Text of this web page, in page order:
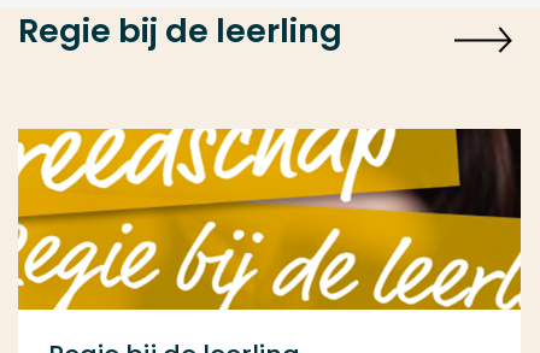
Regie bij de leerling